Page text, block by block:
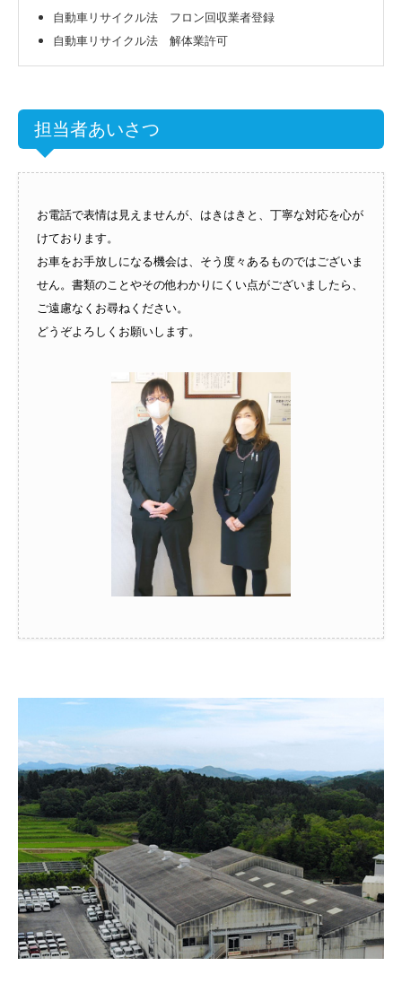
自動車リサイクル法 フロン回収業者登録
自動車リサイクル法 解体業許可
担当者あいさつ
お電話で表情は見えませんが、はきはきと、丁寧な対応を心が
けております。
お車をお手放しになる機会は、そう度々あるものではございま
せん。書類のことやその他わかりにくい点がございましたら、
ご遠慮なくお尋ねください。
どうぞよろしくお願いします。